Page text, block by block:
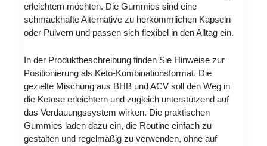
erleichtern möchten. Die Gummies sind eine
schmackhafte Alternative zu herkömmlichen Kapseln
oder Pulvern und passen sich flexibel in den Alltag ein.
In der Produktbeschreibung finden Sie Hinweise zur
Positionierung als Keto-Kombinationsformat. Die
gezielte Mischung aus BHB und ACV soll den Weg in
die Ketose erleichtern und zugleich unterstützend auf
das Verdauungssystem wirken. Die praktischen
Gummies laden dazu ein, die Routine einfach zu
gestalten und regelmäßig zu verwenden, ohne auf